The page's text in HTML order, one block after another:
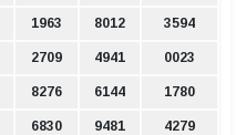
1963 8012 3594
2709 4941 0023
8276 6144 1780
6830 9481 4279